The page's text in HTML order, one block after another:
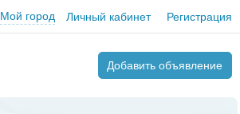
Мой город Личный кабинет Регистрация
Добавить объявление